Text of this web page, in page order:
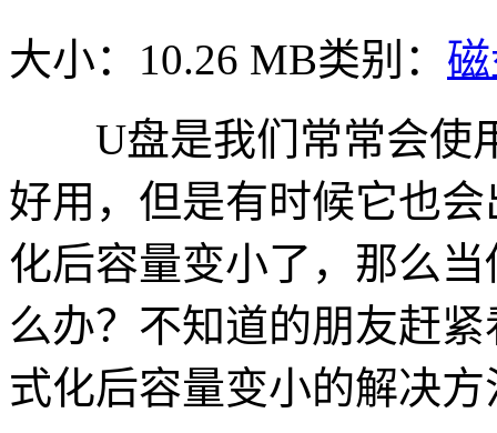
大小：10.26 MB类别：
U盘是我们常常会使
好用，但是有时候它也
化后容量变小了，那么
么办？不知道的朋友赶
式化后容量变小的解决方